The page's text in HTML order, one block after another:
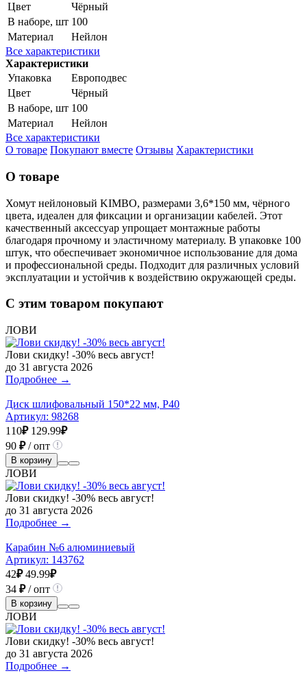
Цвет
Чёрный
В наборе, шт 100
Материал
Нейлон
Все характеристики
Характеристики
Упаковка
Европодвес
Цвет
Чёрный
В наборе, шт 100
Материал
Нейлон
Все характеристики
О товаре Покупают вместе Отзывы Характеристики
О товаре
Хомут нейлоновый KIMBO, размерами 3,6*150 мм, чёрного
цвета, идеален для фиксации и организации кабелей. Этот
качественный аксессуар упрощает монтажные работы
благодаря прочному и эластичному материалу. В упаковке 100
штук, что обеспечивает экономичное использование для дома
и профессиональной среды. Подходит для различных условий
эксплуатации и устойчив к воздействию окружающей среды.
С этим товаром покупают
ЛОВИ
Лови скидку! -30% весь август!
до 31 августа 2026
Подробнее →
Диск шлифовальный 150*22 мм, Р40
Артикул: 98268
110₽ 129.99₽
90 ₽/ опт
В корзину
ЛОВИ
Лови скидку! -30% весь август!
до 31 августа 2026
Подробнее →
Карабин №6 алюминиевый
Артикул: 143762
42₽ 49.99₽
34 ₽/ опт
В корзину
ЛОВИ
Лови скидку! -30% весь август!
до 31 августа 2026
Подробнее →